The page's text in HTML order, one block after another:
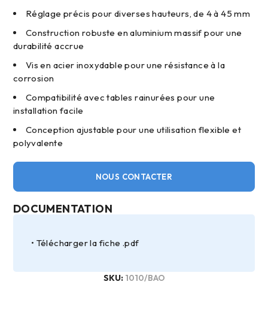
Réglage précis pour diverses hauteurs, de 4 à 45 mm
Construction robuste en aluminium massif pour une
durabilité accrue
Vis en acier inoxydable pour une résistance à la
corrosion
Compatibilité avec tables rainurées pour une
installation facile
Conception ajustable pour une utilisation flexible et
polyvalente
NOUS CONTACTER
DOCUMENTATION
Télécharger la fiche .pdf
SKU: 1010/BAO